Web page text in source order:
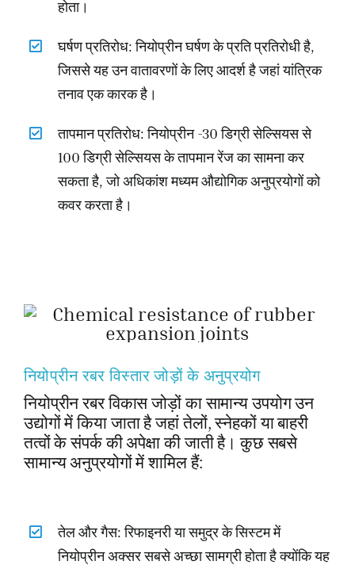
होता।
घर्षण प्रतिरोध: नियोप्रीन घर्षण के प्रति प्रतिरोधी है,
जिससे यह उन वातावरणों के लिए आदर्श है जहां यांत्रिक
तनाव एक कारक है।
तापमान प्रतिरोध: नियोप्रीन -30 डिग्री सेल्सियस से
100 डिग्री सेल्सियस के तापमान रेंज का सामना कर
सकता है, जो अधिकांश मध्यम औद्योगिक अनुप्रयोगों को
कवर करता है।
नियोप्रीन रबर विस्तार जोड़ों के अनुप्रयोग
नियोप्रीन रबर विकास जोड़ों का सामान्य उपयोग उन
उद्योगों में किया जाता है जहां तेलों, स्नेहकों या बाहरी
तत्वों के संपर्क की अपेक्षा की जाती है। कुछ सबसे
सामान्य अनुप्रयोगों में शामिल हैं:
तेल और गैस: रिफाइनरी या समुद्र के सिस्टम में
नियोप्रीन अक्सर सबसे अच्छा सामग्री होता है क्योंकि यह